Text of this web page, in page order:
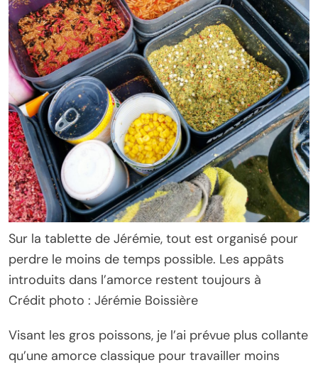
Sur la tablette de Jérémie, tout est organisé pour
perdre le moins de temps possible. Les appâts
introduits dans l’amorce restent toujours à
Crédit photo : Jérémie Boissière
Visant les gros poissons, je l’ai prévue plus collante
qu’une amorce classique pour travailler moins